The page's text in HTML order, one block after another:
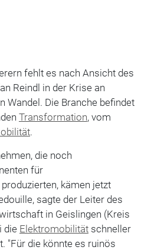
fehlt es nach Ansicht des
Reindl in der Krise an
Wandel. Die Branche befindet
Transformation, vom
.
die noch
für
kämen jetzt
sagte der Leiter des
in Geislingen (Kreis
die Elektromobilitätschneller
"Für die könnte es ruinös